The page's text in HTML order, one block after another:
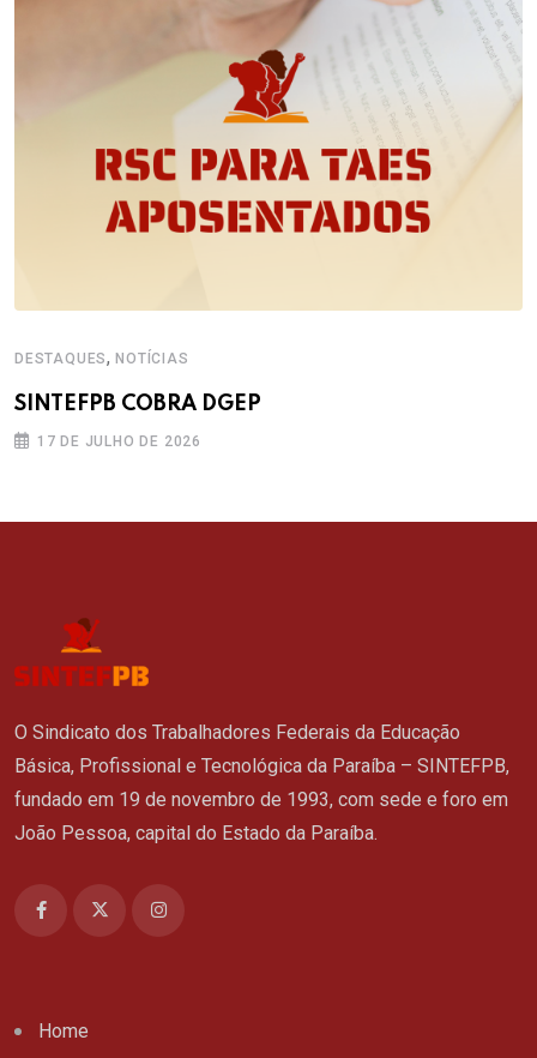
DESTAQUES,NOTÍCIAS
SINTEFPB COBRA DGEP
17 DE JULHO DE 2026
O Sindicato dos Trabalhadores Federais da Educação
Básica, Profissional e Tecnológica da Paraíba – SINTEFPB,
fundado em 19 de novembro de 1993, com sede e foro em
João Pessoa, capital do Estado da Paraíba.
Home